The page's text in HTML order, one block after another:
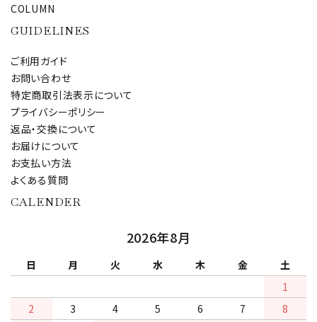
COLUMN
GUIDELINES
ご利用ガイド
お問い合わせ
特定商取引法表示について
プライバシーポリシー
返品・交換について
お届けについて
お支払い方法
よくある質問
CALENDER
2026年8月
日 月 火 水 木 金
土
1
2
3 4 5 6 7 8